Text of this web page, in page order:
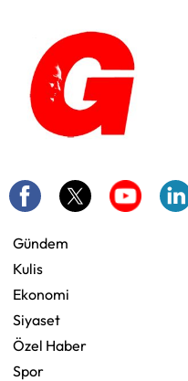
Gündem
Kulis
Ekonomi
Siyaset
Özel Haber
Spor